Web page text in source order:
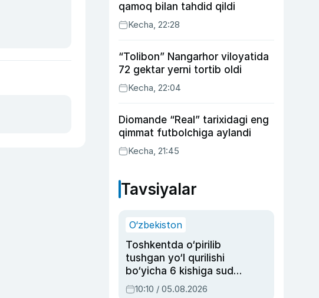
qamoq bilan tahdid qildi
Kecha, 22:28
“Tolibon” Nangarhor viloyatida
72 gektar yerni tortib oldi
Kecha, 22:04
Diomande “Real” tarixidagi eng
qimmat futbolchiga aylandi
Kecha, 21:45
Tavsiyalar
O‘zbekiston
Toshkentda o‘pirilib
tushgan yo‘l qurilishi
bo‘yicha 6 kishiga sud
hukmi o‘qildi
10:10 / 05.08.2026